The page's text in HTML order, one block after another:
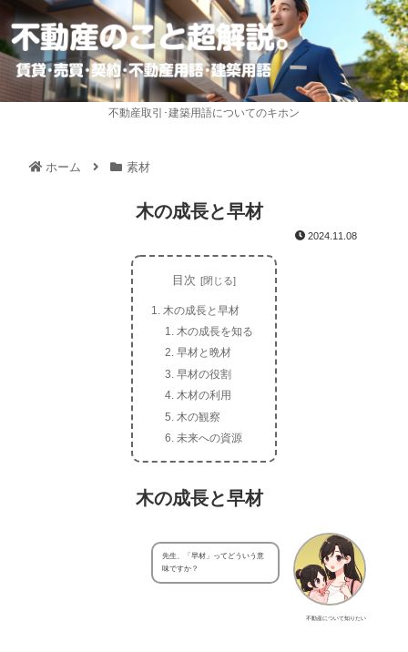
不動産取引･建築用語についてのキホン
ホーム 素材
木の成長と早材
2024.11.08
目次
木の成長と早材
木の成長を知る
早材と晩材
早材の役割
木材の利用
木の観察
未来への資源
木の成長と早材
不動産について知りたい
先生、「早材」ってどういう意
味ですか？